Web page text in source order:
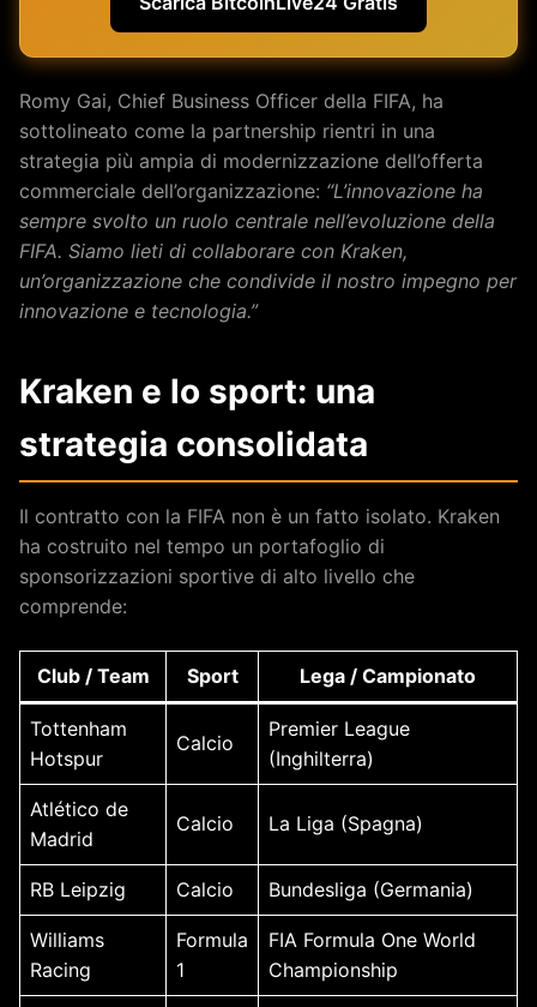
Romy Gai, Chief Business Officer della FIFA, ha
sottolineato come la partnership rientri in una
strategia più ampia di modernizzazione dell’offerta
commerciale dell’organizzazione: “L’innovazione ha
sempre svolto un ruolo centrale nell’evoluzione della
FIFA. Siamo lieti di collaborare con Kraken,
un’organizzazione che condivide il nostro impegno per
innovazione e tecnologia.”
Kraken e lo sport: una
strategia consolidata
Il contratto con la FIFA non è un fatto isolato. Kraken
ha costruito nel tempo un portafoglio di
sponsorizzazioni sportive di alto livello che
comprende:
Club / Team Sport Lega / Campionato
Tottenham
Hotspur
Calcio
Premier League
(Inghilterra)
Atlético de
Madrid
Calcio La Liga (Spagna)
RB Leipzig Calcio Bundesliga (Germania)
Williams
Racing
Formula
1
FIA Formula One World
Championship